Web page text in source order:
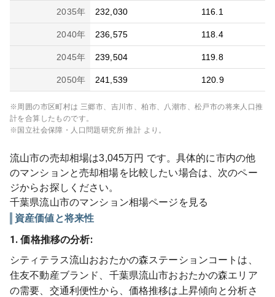
2035年 232,030 116.1
2040年 236,575 118.4
2045年 239,504 119.8
2050年 241,539 120.9
※周囲の市区町村は 三郷市、吉川市、柏市、八潮市、松戸市の将来人口推
計を合算したものです。
※国立社会保障・人口問題研究所 推計 より。
流山市の売却相場は3,045万円 です。具体的に市内の他
のマンションと売却相場を比較したい場合は、次のペー
ジからお探しください。
千葉県流山市のマンション相場ページを見る
資産価値と将来性
1. 価格推移の分析:
シティテラス流山おおたかの森ステーションコートは、
住友不動産ブランド、千葉県流山市おおたかの森エリア
の需要、交通利便性から、価格推移は上昇傾向と分析さ